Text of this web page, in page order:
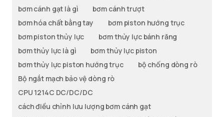
bơm cánh gạt là gì
bơm cánh trượt
bơm hóa chất bằng tay
bơm piston hướng trục
bơm piston thủy lực
bơm thủy lực bánh răng
bơm thủy lực là gì
bơm thủy lực piston
bơm thủy lực piston hướng trục
bộ chống dòng rò
Bộ ngắt mạch bảo vệ dòng rò
CPU 1214C DC/DC/DC
cách điều chỉnh lưu lượng bơm cánh gạt